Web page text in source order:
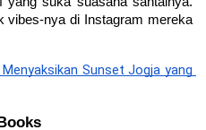
vibes-nya di Instagram mereka
Sunset Jogja yang